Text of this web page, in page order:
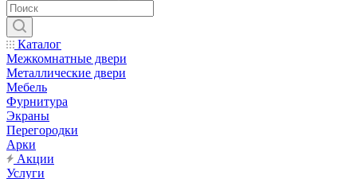
Каталог
Межкомнатные двери
Металлические двери
Мебель
Фурнитура
Экраны
Перегородки
Арки
Акции
Услуги